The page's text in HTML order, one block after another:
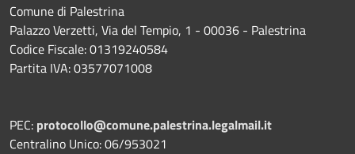
Comune di Palestrina
Palazzo Verzetti, Via del Tempio, 1 - 00036 - Palestrina
Codice Fiscale: 01319240584
Partita IVA: 03577071008
PEC: protocollo@comune.palestrina.legalmail.it
Centralino Unico: 06/953021